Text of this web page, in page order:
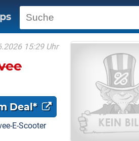
15:29 Uhr
Deal*
E-Scooter